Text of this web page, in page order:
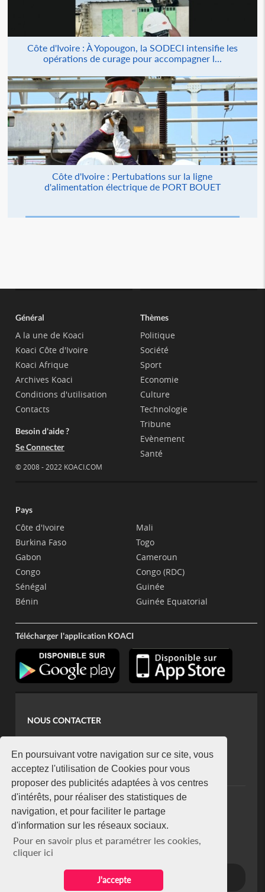
En poursuivant votre navigation sur ce site, vous
acceptez l'utilisation de Cookies pour vous
proposer des publicités adaptées à vos centres
d'intérêts, pour réaliser des statistiques de
navigation, et pour faciliter le partage
d'information sur les réseaux sociaux.
Pour en savoir plus et paramétrer les cookies,
cliquer ici
J'accepte
Côte d'Ivoire : À Yopougon, la SODECI intensifie les
opérations de curage pour accompagner l...
Côte d'Ivoire : Pertubations sur la ligne
d'alimentation électrique de PORT BOUET
Général
A la une de Koaci
Koaci Côte d'Ivoire
Koaci Afrique
Archives Koaci
Conditions d'utilisation
Contacts
Besoin d'aide ?
Se Connecter
© 2008 - 2022 KOACI.COM
Thèmes
Politique
Société
Sport
Economie
Culture
Technologie
Tribune
Evènement
Santé
Pays
Côte d'Ivoire
Burkina Faso
Gabon
Congo
Sénégal
Bénin
Mali
Togo
Cameroun
Congo (RDC)
Guinée
Guinée Equatorial
Télécharger l'application KOACI
NOUS CONTACTER
koaci@yahoo.fr
+225 07 08 85 52 93
NEWSLETTER
Restez connecté via notre newsletter
S'abonner
Se désabonner